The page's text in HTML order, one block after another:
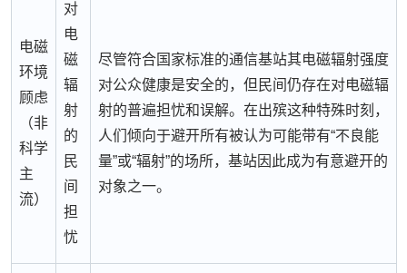
电磁
环境
顾虑
（非
科学
主
流）
对
电
磁
辐
射
的
民
间
担
忧
尽管符合国家标准的通信基站其电磁辐射强度
对公众健康是安全的，但民间仍存在对电磁辐
射的普遍担忧和误解。在出殡这种特殊时刻，
人们倾向于避开所有被认为可能带有“不良能
量”或“辐射”的场所，基站因此成为有意避开的
对象之一。